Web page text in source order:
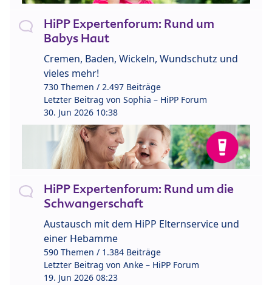
HiPP Expertenforum: Rund um
Babys Haut
Cremen, Baden, Wickeln, Wundschutz und
vieles mehr!
730 Themen / 2.497 Beiträge
Letzter Beitrag von Sophia – HiPP Forum
30. Jun 2026 10:38
HiPP Expertenforum: Rund um die
Schwangerschaft
Austausch mit dem HiPP Elternservice und
einer Hebamme
590 Themen / 1.384 Beiträge
Letzter Beitrag von Anke – HiPP Forum
19. Jun 2026 08:23